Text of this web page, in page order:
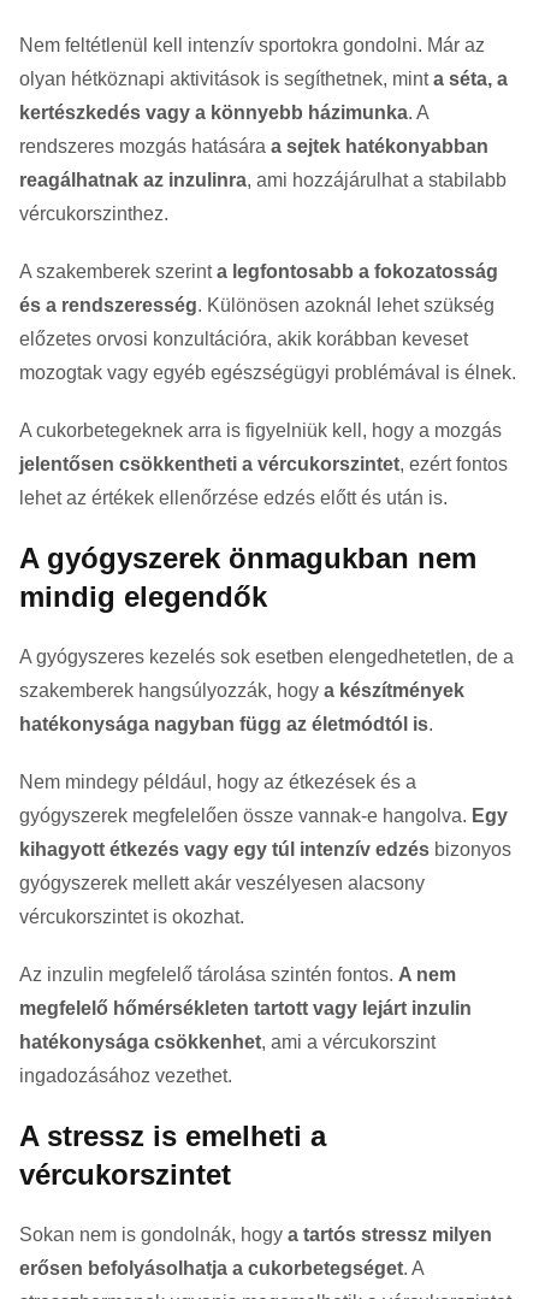
Nem feltétlenül kell intenzív sportokra gondolni. Már az
olyan hétköznapi aktivitások is segíthetnek, minta séta, a
kertészkedés vagy a könnyebb házimunka. A
rendszeres mozgás hatására a sejtek hatékonyabban
reagálhatnak az inzulinra, ami hozzájárulhat a stabilabb
vércukorszinthez.
A szakemberek szerinta legfontosabb a fokozatosság
és a rendszeresség. Különösen azoknál lehet szükség
előzetes orvosi konzultációra, akik korábban keveset
mozogtak vagy egyéb egészségügyi problémával is élnek.
A cukorbetegeknek arra is figyelniük kell, hogy a mozgás
jelentősen csökkentheti a vércukorszintet, ezért fontos
lehet az értékek ellenőrzése edzés előtt és után is.
A gyógyszerek önmagukban nem
mindig elegendők
A gyógyszeres kezelés sok esetben elengedhetetlen, de a
szakemberek hangsúlyozzák, hogy a készítmények
hatékonysága nagyban függ az életmódtól is.
Nem mindegy például, hogy az étkezések és a
gyógyszerek megfelelően össze vannak-e hangolva. Egy
kihagyott étkezés vagy egy túl intenzív edzés bizonyos
gyógyszerek mellett akár veszélyesen alacsony
vércukorszintet is okozhat.
Az inzulin megfelelő tárolása szintén fontos. A nem
megfelelő hőmérsékleten tartott vagy lejárt inzulin
hatékonysága csökkenhet, ami a vércukorszint
ingadozásához vezethet.
A stressz is emelheti a
vércukorszintet
Sokan nem is gondolnák, hogy a tartós stressz milyen
erősen befolyásolhatja a cukorbetegséget. A